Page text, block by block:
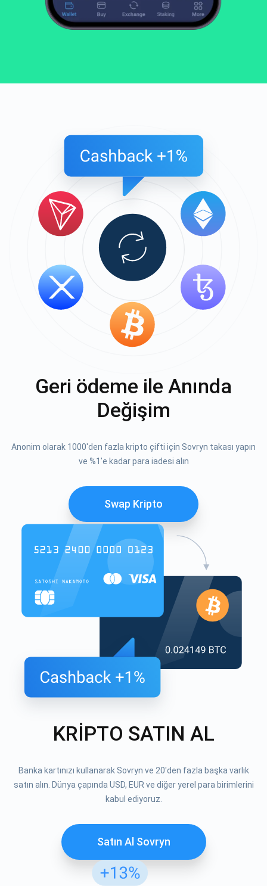
Geri ödeme ile Anında
Değişim
Anonim olarak 1000'den fazla kripto çifti için Sovryn takası yapın
ve %1'e kadar para iadesi alın
Swap Kripto
KRİPTO SATIN AL
Banka kartınızı kullanarak Sovryn ve 20'den fazla başka varlık
satın alın. Dünya çapında USD, EUR ve diğer yerel para birimlerini
kabul ediyoruz.
Satın Al Sovryn